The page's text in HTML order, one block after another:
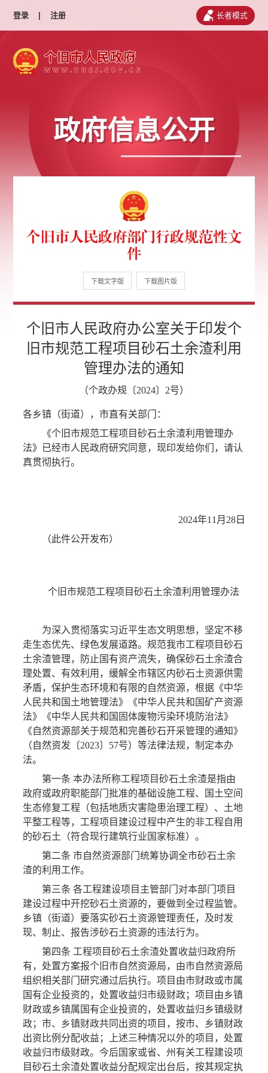
登录 | 注册 长者模式
政府信息公开
个旧市人民政府部门行政规范性文
件
下载文字版 下载图片版
个旧市人民政府办公室关于印发个
旧市规范工程项目砂石土余渣利用
管理办法的通知
（个政办规〔2024〕2号）
各乡镇（街道），市直有关部门：
《个旧市规范工程项目砂石土余渣利用管理办
法》已经市人民政府研究同意，现印发给你们，请认
真贯彻执行。
2024年11月28日
（此件公开发布）
个旧市规范工程项目砂石土余渣利用管理办法
为深入贯彻落实习近平生态文明思想，坚定不移
走生态优先、绿色发展道路。规范我市工程项目砂石
土余渣管理，防止国有资产流失，确保砂石土余渣合
理处置、有效利用，缓解全市辖区内砂石土资源供需
矛盾，保护生态环境和有限的自然资源，根据《中华
人民共和国土地管理法》《中华人民共和国矿产资源
法》《中华人民共和国固体废物污染环境防治法》
《自然资源部关于规范和完善砂石开采管理的通知》
（自然资发〔2023〕57号）等法律法规，制定本办
法。
第一条 本办法所称工程项目砂石土余渣是指由
政府或政府职能部门批准的基础设施工程、国土空间
生态修复工程（包括地质灾害隐患治理工程）、土地
平整工程等，工程项目建设过程中产生的非工程自用
的砂石土（符合现行建筑行业国家标准）。
第二条 市自然资源部门统筹协调全市砂石土余
渣的利用工作。
第三条 各工程建设项目主管部门对本部门项目
建设过程中开挖砂石土资源的，要做到全过程监管。
乡镇（街道）要落实砂石土资源管理责任，及时发
现、制止、报告涉砂石土资源的违法行为。
第四条 工程项目砂石土余渣处置收益归政府所
有，处置方案报个旧市自然资源局，由市自然资源局
组织相关部门研究通过后执行。项目由市财政或市属
国有企业投资的，处置收益归市级财政；项目由乡镇
财政或乡镇属国有企业投资的，处置收益归乡镇级财
政；市、乡镇财政共同出资的项目，按市、乡镇财政
出资比例分配收益；上述三种情况以外的项目，处置
收益归市级财政。今后国家或省、州有关工程建设项
目砂石土余渣处置收益分配规定出台后，按其规定执